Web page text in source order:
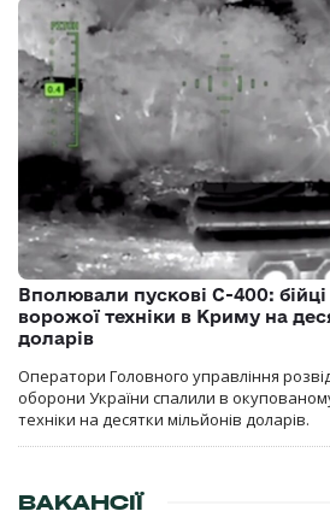
Вполювали пускові С-400:
ворожої техніки в Криму на
доларів
Оператори Головного управління
оборони України спалили в
техніки на десятки мільйонів доларів.
ВАКАНСІЇ